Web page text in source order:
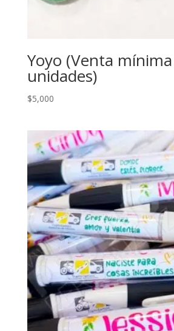
Yoyo (Venta
unidades)
$5,000